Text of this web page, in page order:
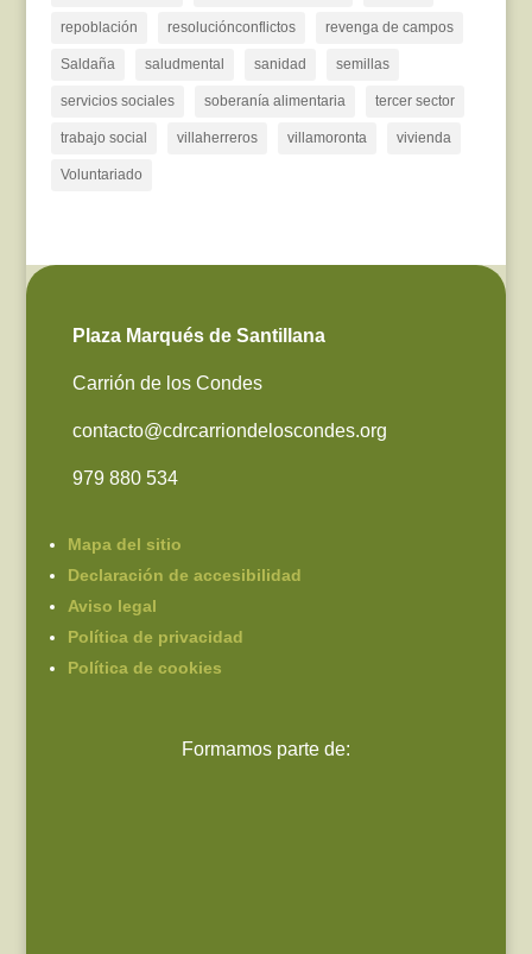
repoblación resoluciónconflictos revenga de campos
Saldaña saludmental sanidad semillas
servicios sociales soberanía alimentaria tercer sector
trabajo social villaherreros villamoronta vivienda
Voluntariado
Plaza Marqués de Santillana
Carrión de los Condes
contacto@cdrcarriondeloscondes.org
979 880 534
Mapa del sitio
Declaración de accesibilidad
Aviso legal
Política de privacidad
Política de cookies
Formamos parte de: